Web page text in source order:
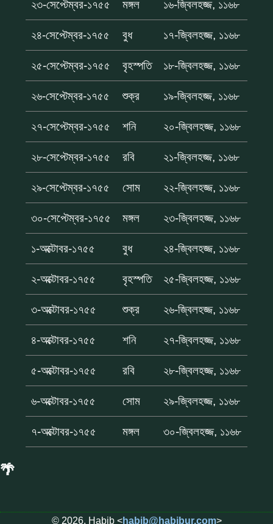
২৩-সেপ্টেম্বর-১৭৫৫ মঙ্গল ১৬-জ্বিলহজ্জ, ১১৬৮
২৪-সেপ্টেম্বর-১৭৫৫ বুধ ১৭-জ্বিলহজ্জ, ১১৬৮
২৫-সেপ্টেম্বর-১৭৫৫ বৃহস্পতি ১৮-জ্বিলহজ্জ, ১১৬৮
২৬-সেপ্টেম্বর-১৭৫৫ শুক্র ১৯-জ্বিলহজ্জ, ১১৬৮
২৭-সেপ্টেম্বর-১৭৫৫ শনি ২০-জ্বিলহজ্জ, ১১৬৮
২৮-সেপ্টেম্বর-১৭৫৫ রবি ২১-জ্বিলহজ্জ, ১১৬৮
২৯-সেপ্টেম্বর-১৭৫৫ সোম ২২-জ্বিলহজ্জ, ১১৬৮
৩০-সেপ্টেম্বর-১৭৫৫ মঙ্গল ২৩-জ্বিলহজ্জ, ১১৬৮
১-অক্টোবর-১৭৫৫ বুধ ২৪-জ্বিলহজ্জ, ১১৬৮
২-অক্টোবর-১৭৫৫ বৃহস্পতি ২৫-জ্বিলহজ্জ, ১১৬৮
৩-অক্টোবর-১৭৫৫ শুক্র ২৬-জ্বিলহজ্জ, ১১৬৮
৪-অক্টোবর-১৭৫৫ শনি ২৭-জ্বিলহজ্জ, ১১৬৮
৫-অক্টোবর-১৭৫৫ রবি ২৮-জ্বিলহজ্জ, ১১৬৮
৬-অক্টোবর-১৭৫৫ সোম ২৯-জ্বিলহজ্জ, ১১৬৮
৭-অক্টোবর-১৭৫৫ মঙ্গল ৩০-জ্বিলহজ্জ, ১১৬৮
🌴
© 2026, Habib <habib@habibur.com>